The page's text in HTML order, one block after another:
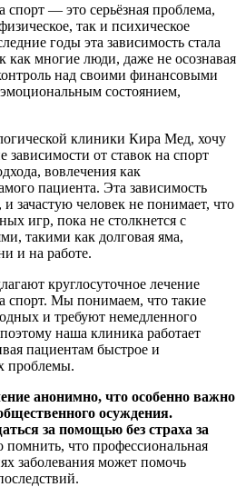
спорт — это серьёзная проблема,
так и психическое
годы эта зависимость стала
как многие люди, даже не осознавая
над своими финансовыми
состоянием,
клиники Кира Мед, хочу
зависимости от ставок на спорт
вовлечения как
пациента. Эта зависимость
зачастую человек не понимает, что
игр, пока не столкнется с
такими как долговая яма,
и на работе.
круглосуточное лечение
спорт. Мы понимаем, что такие
и требуют немедленного
наша клиника работает
пациентам быстрое и
проблемы.
анонимно, что особенно важно
осуждения.
за помощью без страха за
помнить, что профессиональная
заболевания может помочь